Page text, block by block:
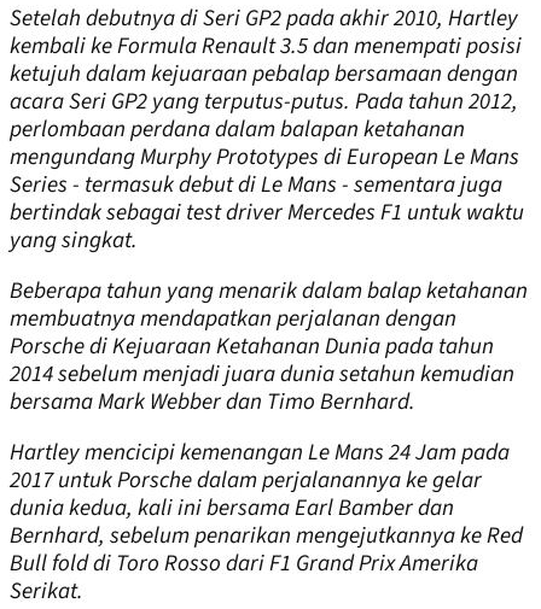
Setelah debutnya di Seri GP2 pada akhir 2010, Hartley
kembali ke Formula Renault 3.5 dan menempati posisi
ketujuh dalam kejuaraan pebalap bersamaan dengan
acara Seri GP2 yang terputus-putus. Pada tahun 2012,
perlombaan perdana dalam balapan ketahanan
mengundang Murphy Prototypes di European Le Mans
Series - termasuk debut di Le Mans - sementara juga
bertindak sebagai test driver Mercedes F1 untuk waktu
yang singkat.
Beberapa tahun yang menarik dalam balap ketahanan
membuatnya mendapatkan perjalanan dengan
Porsche di Kejuaraan Ketahanan Dunia pada tahun
2014 sebelum menjadi juara dunia setahun kemudian
bersama Mark Webber dan Timo Bernhard.
Hartley mencicipi kemenangan Le Mans 24 Jam pada
2017 untuk Porsche dalam perjalanannya ke gelar
dunia kedua, kali ini bersama Earl Bamber dan
Bernhard, sebelum penarikan mengejutkannya ke Red
Bull fold di Toro Rosso dari F1 Grand Prix Amerika
Serikat.